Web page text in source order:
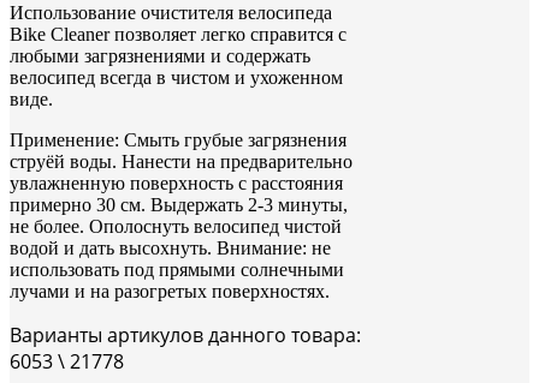
Использование очистителя велосипеда
Bike Cleaner позволяет легко справится с
любыми загрязнениями и содержать
велосипед всегда в чистом и ухоженном
виде.
Применение: Смыть грубые загрязнения
струёй воды. Нанести на предварительно
увлажненную поверхность с расстояния
примерно 30 см. Выдержать 2-3 минуты,
не более. Ополоснуть велосипед чистой
водой и дать высохнуть. Внимание: не
использовать под прямыми солнечными
лучами и на разогретых поверхностях.
Варианты артикулов данного товара:
6053 \ 21778